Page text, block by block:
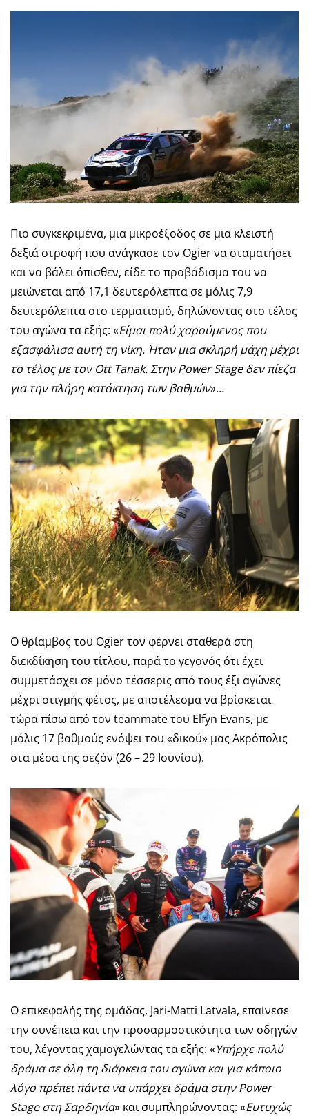
Πιο συγκεκριμένα, μια μικροέξοδος σε μια κλειστή
δεξιά στροφή που ανάγκασε τον Ogier να σταματήσει
και να βάλει όπισθεν, είδε το προβάδισμα του να
μειώνεται από 17,1 δευτερόλεπτα σε μόλις 7,9
δευτερόλεπτα στο τερματισμό, δηλώνοντας στο τέλος
του αγώνα τα εξής: «Είμαι πολύ χαρούμενος που
εξασφάλισα αυτή τη νίκη. Ήταν μια σκληρή μάχη μέχρι
το τέλος με τον Ott Tanak. ΣτηνPower Stageδεν πίεζα
για την πλήρη κατάκτηση των βαθμών»…
Ο θρίαμβος του Ogier τον φέρνει σταθερά στη
διεκδίκηση του τίτλου, παρά το γεγονός ότι έχει
συμμετάσχει σε μόνο τέσσερις από τους έξι αγώνες
μέχρι στιγμής φέτος, με αποτέλεσμα να βρίσκεται
τώρα πίσω από τον teammate του Elfyn Evans, με
μόλις 17 βαθμούς ενόψει του «δικού» μας Ακρόπολις
στα μέσα της σεζόν (26 – 29 Ιουνίου).
Ο επικεφαλής της ομάδας, Jari-Matti Latvala, επαίνεσε
την συνέπεια και την προσαρμοστικότητα των οδηγών
του, λέγοντας χαμογελώντας τα εξής: «Υπήρχε πολύ
δράμα σε όλη τη διάρκεια του αγώνα και για κάποιο
λόγο πρέπει πάντα να υπάρχει δράμα στηνPower
Stageστη Σαρδηνία» και συμπληρώνοντας: «Ευτυχώς